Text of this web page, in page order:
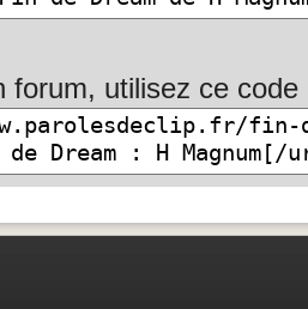
forum, utilisez ce code